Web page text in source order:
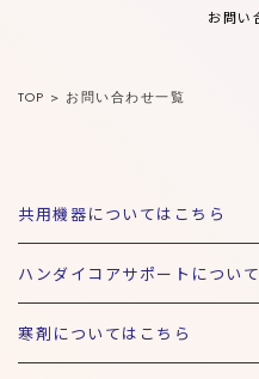
お問い
TOP > お問い合わせ一覧
共用機器についてはこちら
ハンダイコアサポートについ
寒剤についてはこちら